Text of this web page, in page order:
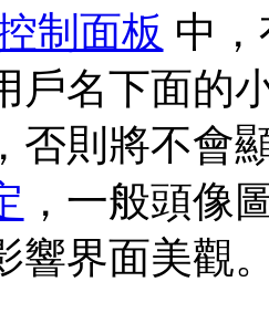
制面板 中
戶名下面的
否則將不會
，一般頭像
響界面美觀